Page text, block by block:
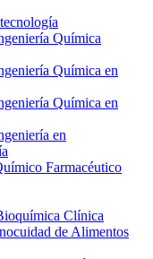
Química
Química en
Química en
en
Farmacéutico
Clínica
de Alimentos